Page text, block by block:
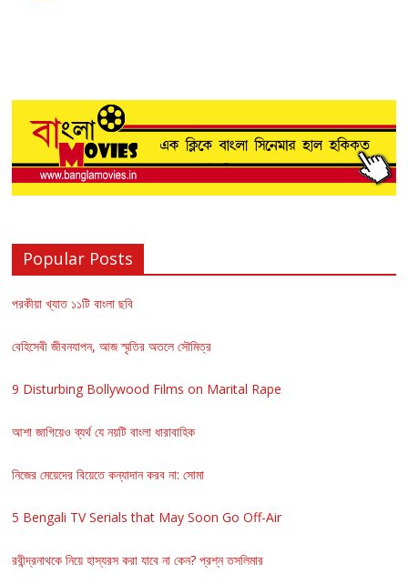
Popular Posts
পরকীয়া খ্যাত ১১টি বাংলা ছবি
বেহিসেবী জীবনযাপন, আজ স্মৃতির অতলে সৌমিত্র
9 Disturbing Bollywood Films on Marital Rape
আশা জাগিয়েও ব্যর্থ যে নয়টি বাংলা ধারাবাহিক
নিজের মেয়েদের বিয়েতে কন্যাদান করব না: সোমা
5 Bengali TV Serials that May Soon Go Off-Air
রবীন্দ্রনাথকে নিয়ে হাস্যরস করা যাবে না কেন? প্রশ্ন তসলিমার